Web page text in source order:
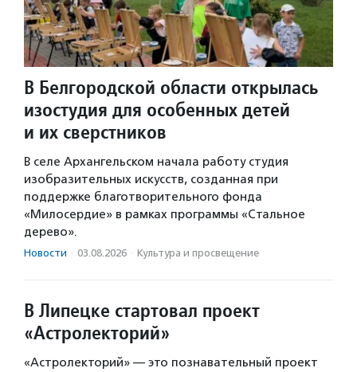
В Белгородской области открылась
изостудия для особенных детей
и их сверстников
В селе Архангельском начала работу студия
изобразительных искусств, созданная при
поддержке благотворительного фонда
«Милосердие» в рамках программы «Стальное
дерево».
Новости · 03.08.2026 · Культура и просвещение
В Липецке стартовал проект
«Астролекторий»
«Астролекторий» — это познавательный проект